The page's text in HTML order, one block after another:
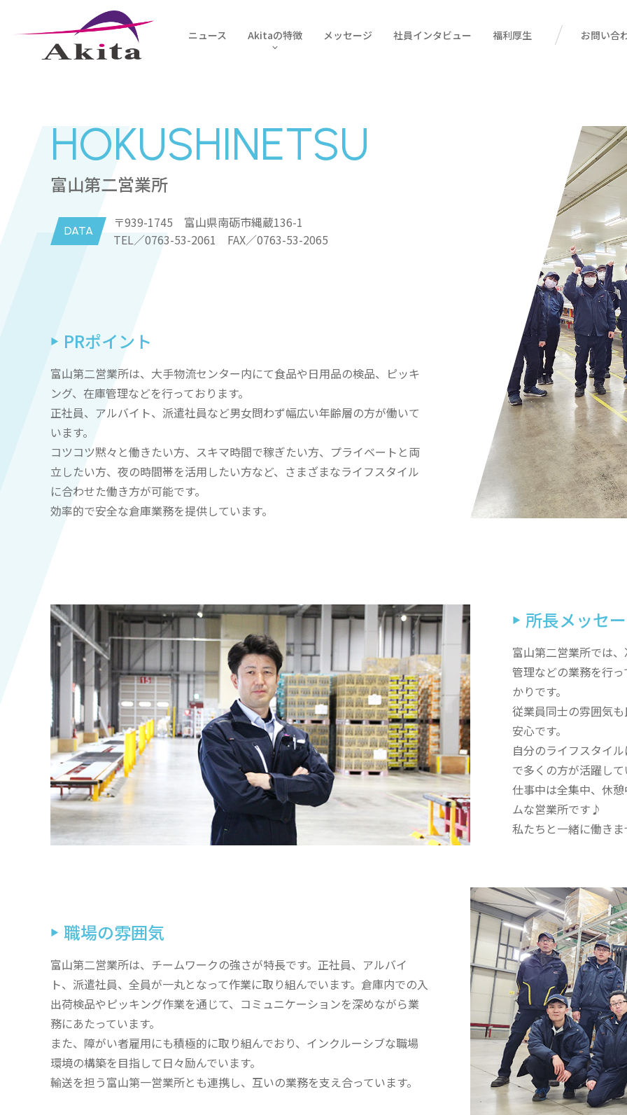
ニュース Akitaの特徴 メッセージ 社員インタビュー 福利厚生 お問い合
HOKUSHINETSU
富山第二営業所
DATA
〒939-1745 富山県南砺市縄蔵136-1
TEL／0763-53-2061 FAX／0763-53-2065
PRポイント
富山第二営業所は、大手物流センター内にて食品や日用品の検品、ピッキ
ング、在庫管理などを行っております。
正社員、アルバイト、派遣社員など男女問わず幅広い年齢層の方が働いて
います。
コツコツ黙々と働きたい方、スキマ時間で稼ぎたい方、プライベートと両
立したい方、夜の時間帯を活用したい方など、さまざまなライフスタイル
に合わせた働き方が可能です。
効率的で安全な倉庫業務を提供しています。
所長メッセ
富山第二営業所では
管理などの業務を行
かりです。
従業員同士の雰囲気
安心です。
自分のライフスタイ
で多くの方が活躍し
仕事中は全集中、休
ムな営業所です♪
私たちと一緒に働き
職場の雰囲気
富山第二営業所は、チームワークの強さが特長です。正社員、アルバイ
ト、派遣社員、全員が一丸となって作業に取り組んでいます。倉庫内での入
出荷検品やピッキング作業を通じて、コミュニケーションを深めながら業
務にあたっています。
また、障がい者雇用にも積極的に取り組んでおり、インクルーシブな職場
環境の構築を目指して日々励んでいます。
輸送を担う富山第一営業所とも連携し、互いの業務を支え合っています。